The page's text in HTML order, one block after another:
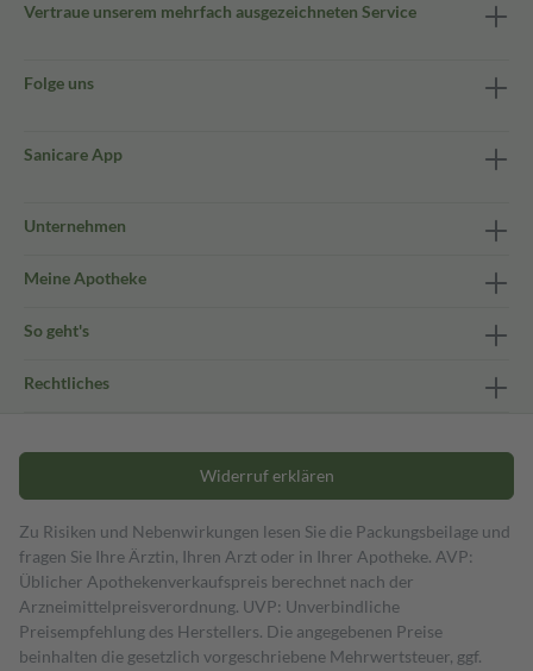
Vertraue unserem mehrfach ausgezeichneten Service
Folge uns
Sanicare App
Unternehmen
Meine Apotheke
So geht's
Rechtliches
Widerruf erklären
Zu Risiken und Nebenwirkungen lesen Sie die Packungsbeilage und
fragen Sie Ihre Ärztin, Ihren Arzt oder in Ihrer Apotheke. AVP:
Üblicher Apothekenverkaufspreis berechnet nach der
Arzneimittelpreisverordnung. UVP: Unverbindliche
Preisempfehlung des Herstellers. Die angegebenen Preise
beinhalten die gesetzlich vorgeschriebene Mehrwertsteuer, ggf.